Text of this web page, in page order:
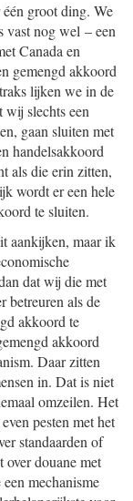
groot ding. We
vast nog wel – een
Canada en
gemengd akkoord
lijken we in de
wij slechts een
gaan sluiten met
handelsakkoord
als die erin zitten,
wordt er een hele
te sluiten.
aankijken, maar ik
dat wij die met
betreuren als de
akkoord te
akkoord
Daar zitten
in. Dat is niet
omzeilen. Het
pesten met het
standaarden of
douane met
mechanisme